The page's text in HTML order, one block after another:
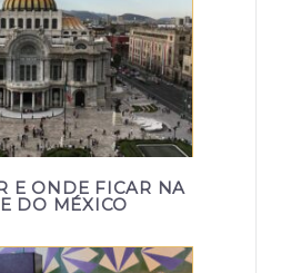
E ONDE FICAR NA
DO MÉXICO